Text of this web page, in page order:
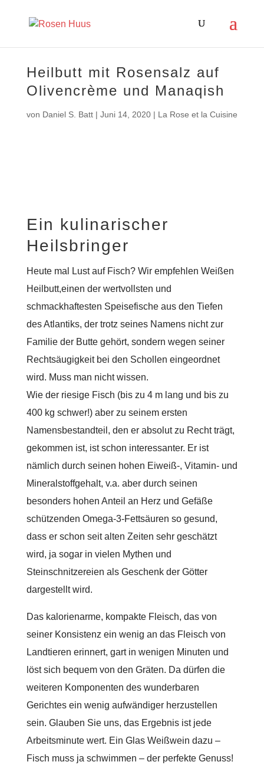
Heilbutt mit Rosensalz auf
Olivencrème und Manaqish
von Daniel S. Batt| Juni 14, 2020| La Rose et la Cuisine
Ein kulinarischer
Heilsbringer
Heute mal Lust auf Fisch? Wir empfehlen Weißen
Heilbutt,einen der wertvollsten und
schmackhaftesten Speisefische aus den Tiefen
des Atlantiks, der trotz seines Namens nicht zur
Familie der Butte gehört, sondern wegen seiner
Rechtsäugigkeit bei den Schollen eingeordnet
wird. Muss man nicht wissen.
Wie der riesige Fisch (bis zu 4 m lang und bis zu
400 kg schwer!) aber zu seinem ersten
Namensbestandteil, den er absolut zu Recht trägt,
gekommen ist, ist schon interessanter. Er ist
nämlich durch seinen hohen Eiweiß-, Vitamin- und
Mineralstoffgehalt, v.a. aber durch seinen
besonders hohen Anteil an Herz und Gefäße
schützenden Omega-3-Fettsäuren so gesund,
dass er schon seit alten Zeiten sehr geschätzt
wird, ja sogar in vielen Mythen und
Steinschnitzereien als Geschenk der Götter
dargestellt wird.
Das kalorienarme, kompakte Fleisch, das von
seiner Konsistenz ein wenig an das Fleisch von
Landtieren erinnert, gart in wenigen Minuten und
löst sich bequem von den Gräten. Da dürfen die
weiteren Komponenten des wunderbaren
Gerichtes ein wenig aufwändiger herzustellen
sein. Glauben Sie uns, das Ergebnis ist jede
Arbeitsminute wert. Ein Glas Weißwein dazu –
Fisch muss ja schwimmen – der perfekte Genuss!